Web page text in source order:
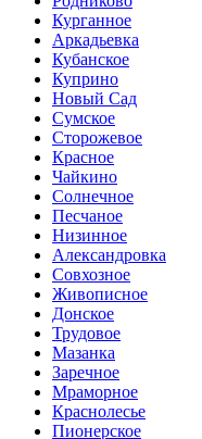
Курганное
Аркадьевка
Кубанское
Куприно
Новый Сад
Сумское
Сторожевое
Красное
Чайкино
Солнечное
Песчаное
Низинное
Александровка
Совхозное
Живописное
Донское
Трудовое
Мазанка
Заречное
Мраморное
Краснолесье
Пионерское